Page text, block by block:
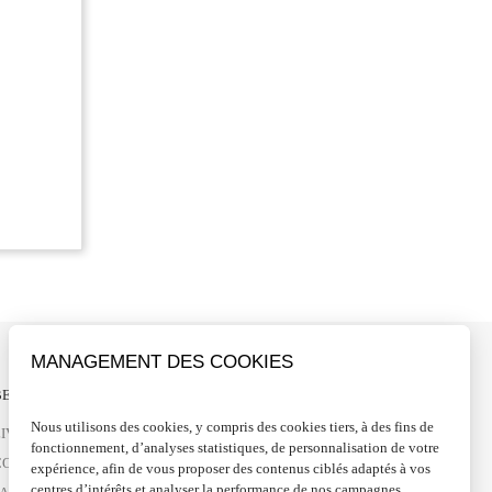
D'AIDE ?
ET RETOURS
NOUS
FACEBOOK
INSTAGRAM
MANAGEMENT DES COOKIES
Nous utilisons des cookies, y compris des cookies tiers, à des fins de
fonctionnement, d’analyses statistiques, de personnalisation de votre
expérience, afin de vous proposer des contenus ciblés adaptés à vos
centres d’intérêts et analyser la performance de nos campagnes